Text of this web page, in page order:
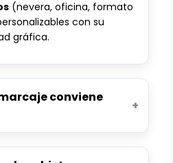
(nevera, oficina, formato
con su
gráfica.
conviene